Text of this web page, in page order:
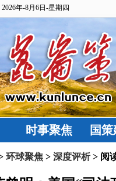
年-8月6日-星期四
时事聚焦 国
环球聚焦 > 深度评析> 阅